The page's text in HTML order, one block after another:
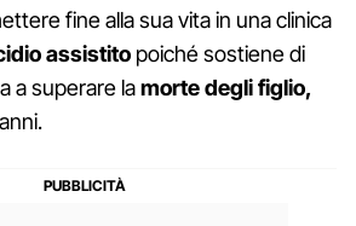
fine alla sua vita in una clinica
assistito poiché sostiene di
a superare lamorte degli figlio,